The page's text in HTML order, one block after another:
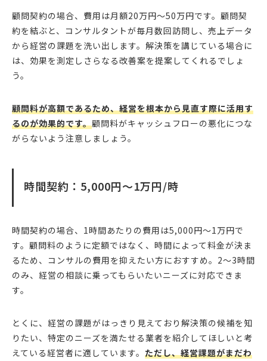
顧問契約の場合、費用は月額20万円〜50万円です。顧問契
約を結ぶと、コンサルタントが毎月数回訪問し、売上データ
から経営の課題を洗い出します。解決策を講じている場合に
は、効果を測定しさらなる改善案を提案してくれるでしょ
う。
顧問料が高額であるため、経営を根本から見直す際に活用す
るのが効果的です。顧問料がキャッシュフローの悪化につな
がらないよう注意しましょう。
時間契約：5,000円〜1万円/時
時間契約の場合、1時間あたりの費用は5,000円〜1万円で
す。顧問料のように定額ではなく、時間によって料金が決ま
るため、コンサルの費用を抑えたい方におすすめ。2〜3時間
のみ、経営の相談に乗ってもらいたいニーズに対応できま
す。
とくに、経営の課題がはっきり見えており解決策の候補を知
りたい、特定のニーズを満たせる業者を紹介してほしいと考
えている経営者に適しています。 ただし、経営課題がまだわ